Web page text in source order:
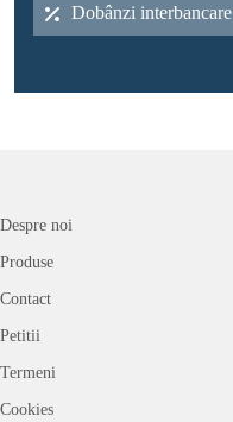
Dobânzi interbancare
Despre noi
Produse
Contact
Petitii
Termeni
Cookies